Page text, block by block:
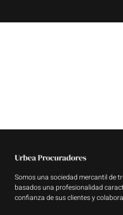
Somos una sociedad mercantil de
basados una profesionalidad
confianza de sus clientes y